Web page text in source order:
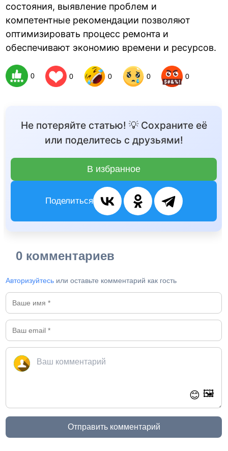
состояния, выявление проблем и
компетентные рекомендации позволяют
оптимизировать процесс ремонта и
обеспечивают экономию времени и ресурсов.
0 0 0 0 0
Не потеряйте статью! 💡 Сохраните её
или поделитесь с друзьями!
В избранное
Поделиться
0 комментариев
Авторизуйтесь или оставьте комментарий как гость
😊 🖼️
Отправить комментарий